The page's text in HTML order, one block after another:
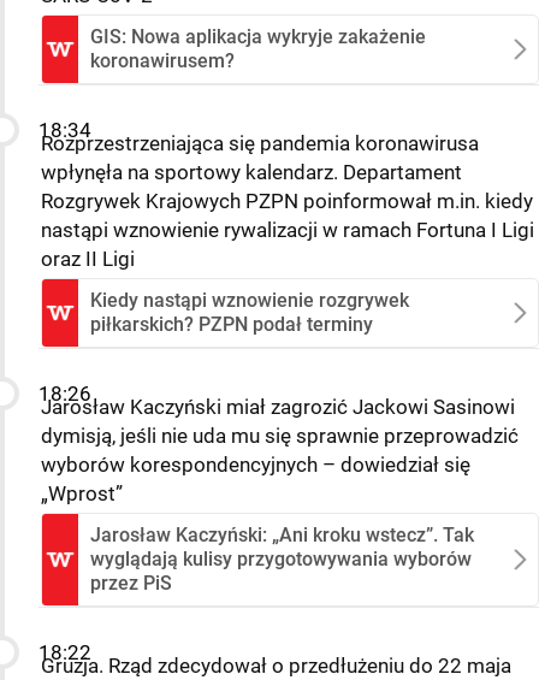
GIS: Nowa aplikacja wykryje zakażenie
koronawirusem?
18:34
Rozprzestrzeniająca się pandemia koronawirusa
wpłynęła na sportowy kalendarz. Departament
Rozgrywek Krajowych PZPN poinformował m.in. kiedy
nastąpi wznowienie rywalizacji w ramach Fortuna I Ligi
oraz II Ligi
Kiedy nastąpi wznowienie rozgrywek
piłkarskich? PZPN podał terminy
18:26
Jarosław Kaczyński miał zagrozić Jackowi Sasinowi
dymisją, jeśli nie uda mu się sprawnie przeprowadzić
wyborów korespondencyjnych – dowiedział się
„Wprost”
Jarosław Kaczyński: „Ani kroku wstecz”. Tak
wyglądają kulisy przygotowywania wyborów
przez PiS
18:22
Gruzja. Rząd zdecydował o przedłużeniu do 22 maja